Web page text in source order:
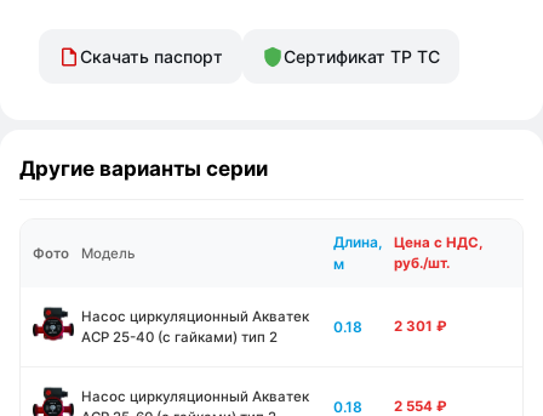
Скачать паспорт Сертификат ТР ТС
Другие варианты серии
Фото Модель
Длина,
м
Цена с НДС,
руб./шт.
Насос циркуляционный Акватек
ACP 25-40 (с гайками) тип 2
0.18 2 301 ₽
Насос циркуляционный Акватек
0.18 2 554 ₽